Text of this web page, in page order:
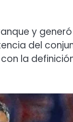
y
del
la